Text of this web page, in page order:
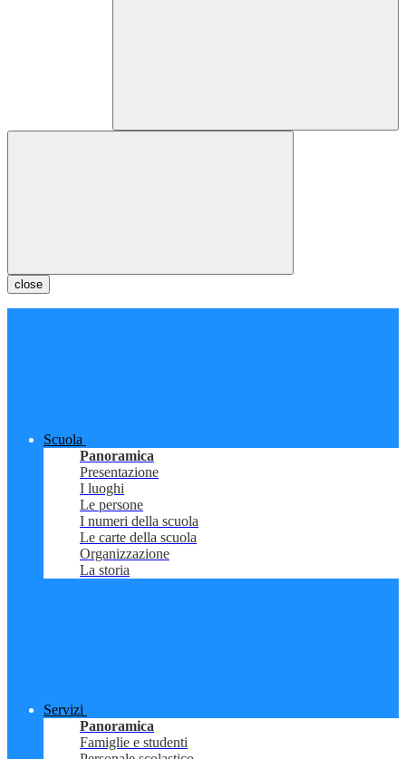
close
Scuola
Panoramica
Presentazione
I luoghi
Le persone
I numeri della scuola
Le carte della scuola
Organizzazione
La storia
Servizi
Panoramica
Famiglie e studenti